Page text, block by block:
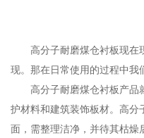
高分子耐磨煤仓衬板现在
现。那在日常使用的过程中我
高分子耐磨煤仓衬板产品
护材料和建筑装饰板材。高分
面，需整理洁净，并待其枯燥